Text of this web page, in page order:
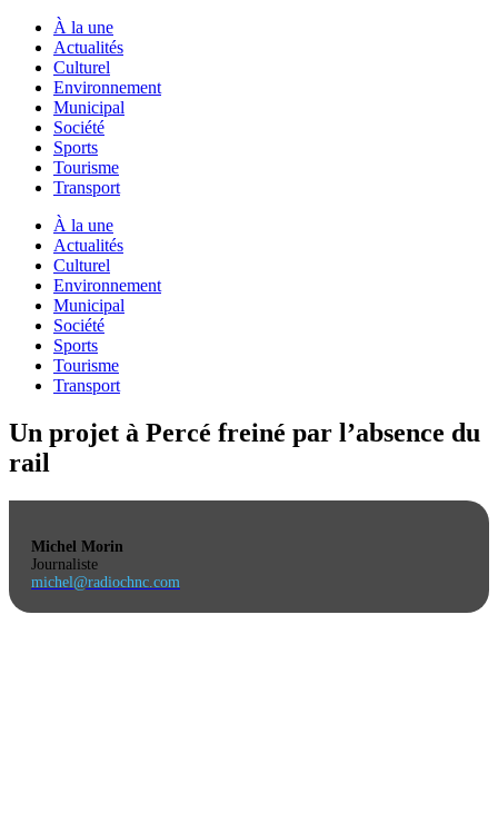
À la une
Actualités
Culturel
Environnement
Municipal
Société
Sports
Tourisme
Transport
À la une
Actualités
Culturel
Environnement
Municipal
Société
Sports
Tourisme
Transport
Un projet à Percé freiné par l’absence du
rail
Michel Morin
Journaliste
michel@radiochnc.com